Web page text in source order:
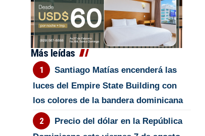
Más leídas
Santiago Matías encenderá las
luces del Empire State Building con
los colores de la bandera dominicana
Precio del dólar en la República